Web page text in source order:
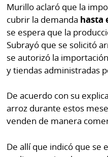
Murillo aclaró que la
cubrir la demanda hasta
se espera que la
Subrayó que se solicitó
se autorizó la
y tiendas administradas
De acuerdo con su
arroz durante estos
venden de manera
De allí que indicó que se